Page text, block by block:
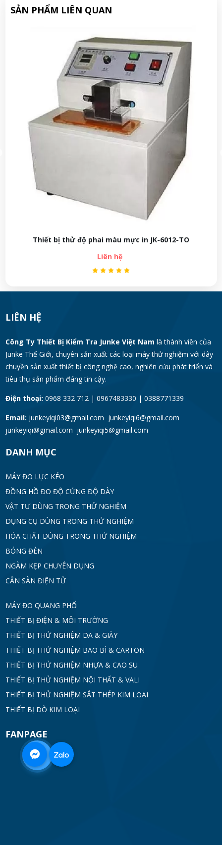
SẢN PHẨM LIÊN QUAN
Thiết bị thử độ phai màu mực in JK-6012-TO
Liên hệ
LIÊN HỆ
Công Ty Thiết Bị Kiểm Tra Junke Việt Nam là thành viên của
Junke Thế Giới, chuyên sản xuất các loại máy thử nghiệm với dây
chuyền sản xuất thiết bị công nghệ cao, nghiên cứu phát triển và
tiêu thụ sản phẩm đáng tin cậy.
Điện thoại: 0968 332 712 | 0967483330 | 0388771339
Email: junkeyiqi03@gmail.com junkeyiqi6@gmail.com
junkeyiqi@gmail.com junkeyiqi5@gmail.com
DANH MỤC
MÁY ĐO LỰC KÉO
ĐỒNG HỒ ĐO ĐỘ CỨNG ĐỘ DÀY
VẬT TƯ DÙNG TRONG THỬ NGHIỆM
DỤNG CỤ DÙNG TRONG THỬ NGHIỆM
HÓA CHẤT DÙNG TRONG THỬ NGHIỆM
BÓNG ĐÈN
NGÀM KẸP CHUYÊN DỤNG
CÂN SÀN ĐIỆN TỬ
MÁY ĐO QUANG PHỔ
THIẾT BỊ ĐIỆN & MÔI TRƯỜNG
THIẾT BỊ THỬ NGHIỆM DA & GIÀY
THIẾT BỊ THỬ NGHIỆM BAO BÌ & CARTON
THIẾT BỊ THỬ NGHIỆM NHỰA & CAO SU
THIẾT BỊ THỬ NGHIỆM NỘI THẤT & VALI
THIẾT BỊ THỬ NGHIỆM SẮT THÉP KIM LOẠI
THIẾT BỊ DÒ KIM LOẠI
FANPAGE
0968